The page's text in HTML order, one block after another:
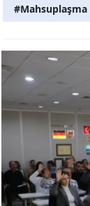
#Mahsuplaşma